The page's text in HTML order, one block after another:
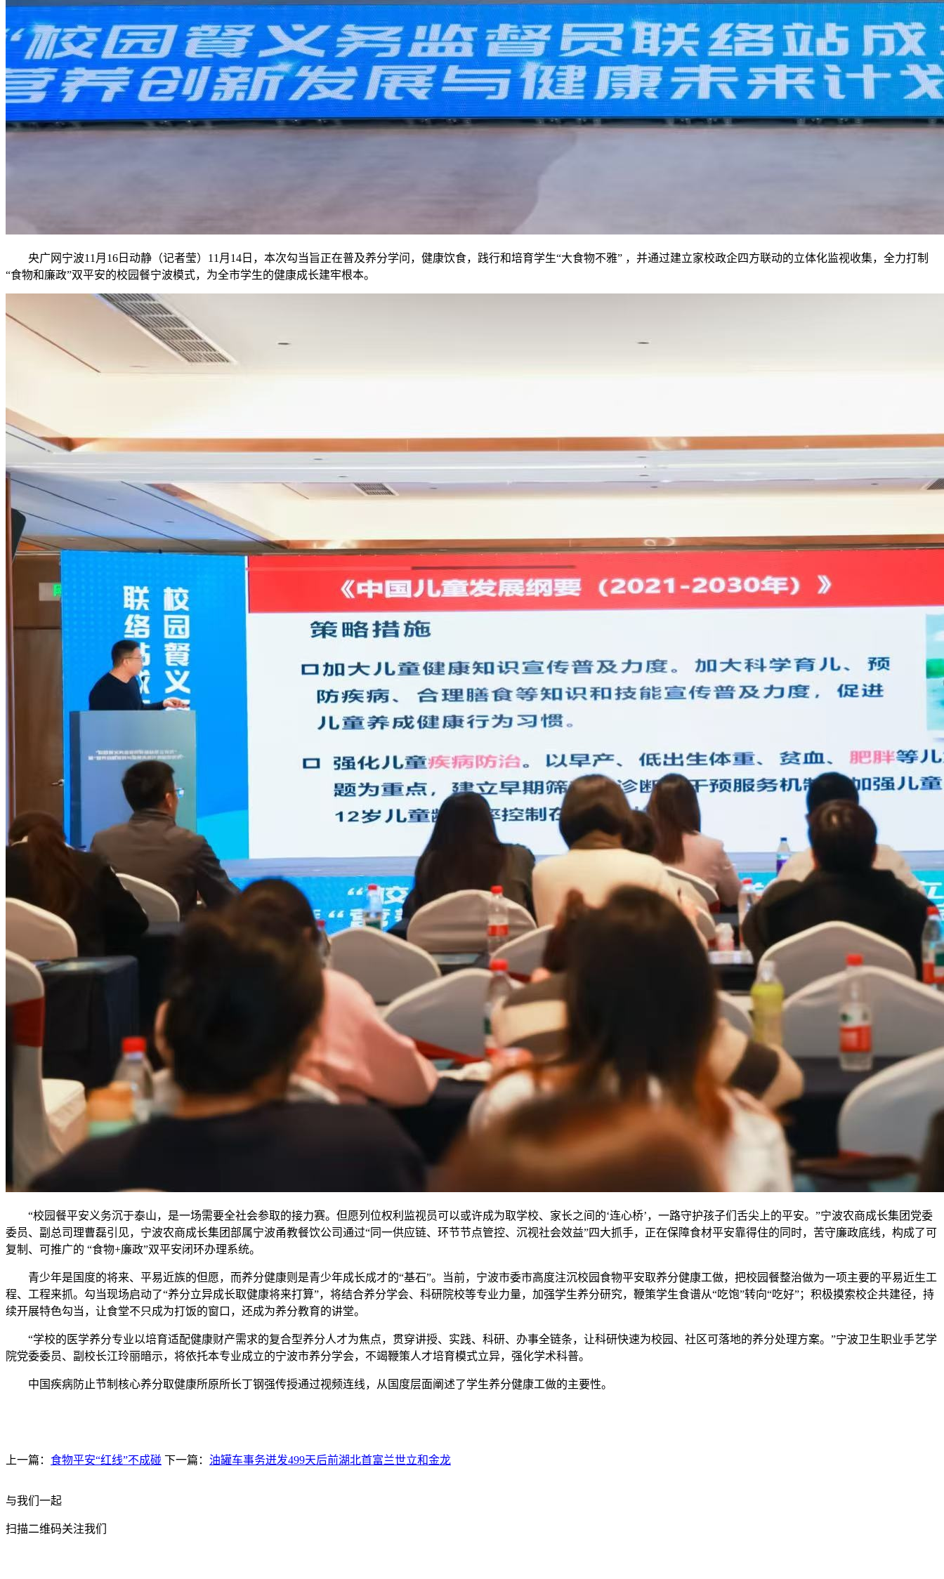
央广网宁波11月16日动静（记者莹）11月14日，本次勾当旨正在普及养分学问，健康饮食，践行和培育学生“大食物不雅” ，并通过建立家校政企四方联动的立体化监视收集，全力打制
“食物和廉政”双平安的校园餐宁波模式，为全市学生的健康成长建牢根本。
“校园餐平安义务沉于泰山，是一场需要全社会参取的接力赛。但愿列位权利监视员可以或许成为取学校、家长之间的‘连心桥’，一路守护孩子们舌尖上的平安。”宁波农商成长集团党委
委员、副总司理曹磊引见，宁波农商成长集团部属宁波甬教餐饮公司通过“同一供应链、环节节点管控、沉视社会效益”四大抓手，正在保障食材平安靠得住的同时，苦守廉政底线，构成了可
复制、可推广的 “食物+廉政”双平安闭环办理系统。
青少年是国度的将来、平易近族的但愿，而养分健康则是青少年成长成才的“基石”。当前，宁波市委市高度注沉校园食物平安取养分健康工做，把校园餐整治做为一项主要的平易近生工
程、工程来抓。勾当现场启动了“养分立异成长取健康将来打算”，将结合养分学会、科研院校等专业力量，加强学生养分研究，鞭策学生食谱从“吃饱”转向“吃好”；积极摸索校企共建径，持
续开展特色勾当，让食堂不只成为打饭的窗口，还成为养分教育的讲堂。
“学校的医学养分专业以培育适配健康财产需求的复合型养分人才为焦点，贯穿讲授、实践、科研、办事全链条，让科研快速为校园、社区可落地的养分处理方案。”宁波卫生职业手艺学
院党委委员、副校长江玲丽暗示，将依托本专业成立的宁波市养分学会，不竭鞭策人才培育模式立异，强化学术科普。
中国疾病防止节制核心养分取健康所原所长丁钢强传授通过视频连线，从国度层面阐述了学生养分健康工做的主要性。
上一篇： 食物平安“红线”不成碰 下一篇： 油罐车事务迸发499天后前湖北首富兰世立和金龙
与我们一起
扫描二维码关注我们